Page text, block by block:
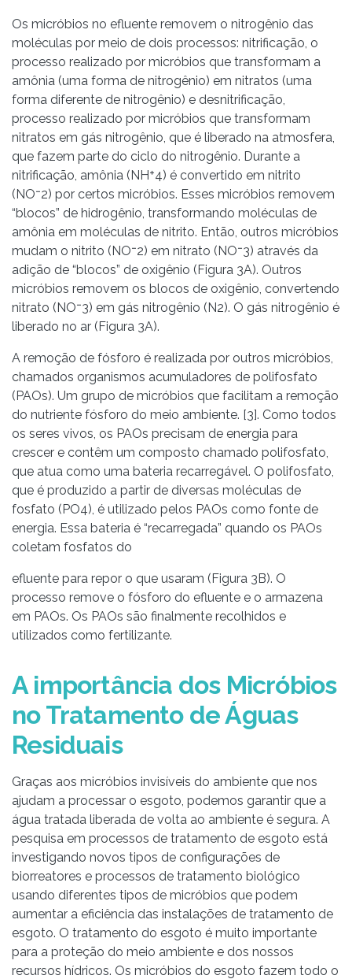
Os micróbios no efluente removem o nitrogênio das
moléculas por meio de dois processos: nitrificação, o
processo realizado por micróbios que transformam a
amônia (uma forma de nitrogênio) em nitratos (uma
forma diferente de nitrogênio) e desnitrificação,
processo realizado por micróbios que transformam
nitratos em gás nitrogênio, que é liberado na atmosfera,
que fazem parte do ciclo do nitrogênio. Durante a
nitrificação, amônia (NH⁺4) é convertido em nitrito
(NO⁻2) por certos micróbios. Esses micróbios removem
“blocos” de hidrogênio, transformando moléculas de
amônia em moléculas de nitrito. Então, outros micróbios
mudam o nitrito (NO⁻2) em nitrato (NO⁻3) através da
adição de “blocos” de oxigênio (Figura 3A). Outros
micróbios removem os blocos de oxigênio, convertendo
nitrato (NO⁻3) em gás nitrogênio (N2). O gás nitrogênio é
liberado no ar (Figura 3A).
A remoção de fósforo é realizada por outros micróbios,
chamados organismos acumuladores de polifosfato
(PAOs). Um grupo de micróbios que facilitam a remoção
do nutriente fósforo do meio ambiente. [3]. Como todos
os seres vivos, os PAOs precisam de energia para
crescer e contêm um composto chamado polifosfato,
que atua como uma bateria recarregável. O polifosfato,
que é produzido a partir de diversas moléculas de
fosfato (PO4), é utilizado pelos PAOs como fonte de
energia. Essa bateria é “recarregada” quando os PAOs
coletam fosfatos do
efluente para repor o que usaram (Figura 3B). O
processo remove o fósforo do efluente e o armazena
em PAOs. Os PAOs são finalmente recolhidos e
utilizados como fertilizante.
A importância dos Micróbios
no Tratamento de Águas
Residuais
Graças aos micróbios invisíveis do ambiente que nos
ajudam a processar o esgoto, podemos garantir que a
água tratada liberada de volta ao ambiente é segura. A
pesquisa em processos de tratamento de esgoto está
investigando novos tipos de configurações de
biorreatores e processos de tratamento biológico
usando diferentes tipos de micróbios que podem
aumentar a eficiência das instalações de tratamento de
esgoto. O tratamento do esgoto é muito importante
para a proteção do meio ambiente e dos nossos
recursos hídricos. Os micróbios do esgoto fazem todo o